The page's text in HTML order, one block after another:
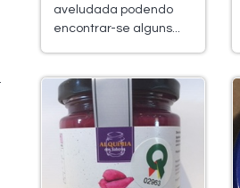
aveludada podendo
encontrar-se alguns...